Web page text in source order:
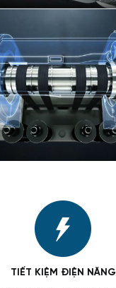
TIẾT KIỆM ĐIỆN NĂNG